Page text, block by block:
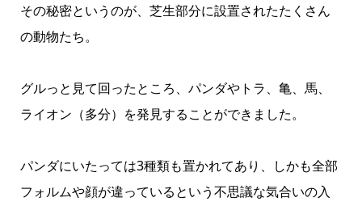
その秘密というのが、芝生部分に設置されたたくさん
の動物たち。
グルっと見て回ったところ、パンダやトラ、亀、馬、
ライオン（多分）を発見することができました。
パンダにいたっては3種類も置かれてあり、しかも全部
フォルムや顔が違っているという不思議な気合いの入